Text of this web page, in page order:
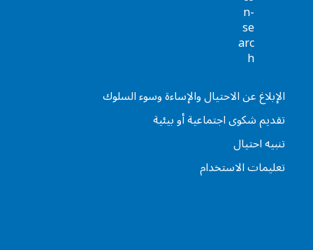
الإبلاغ عن الاحتيال والإساءة وسوء السلوك
تقديم شكوى اجتماعية أو بيئية
تنبيه احتيال
تعليمات الاستخدام